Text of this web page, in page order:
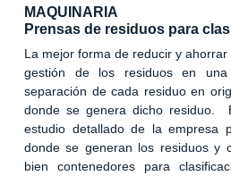
MAQUINARIA
Prensas de residuos para
La mejor forma de reducir y
gestión de los residuos en
separación de cada residuo en
donde se genera dicho residuo.
estudio detallado de la empresa
donde se generan los residuos y
bien contenedores para